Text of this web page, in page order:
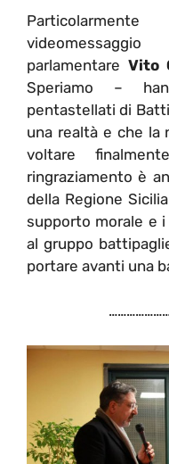
parlamentare Vito
Speriamo –
pentastellati di
una realtà e che la
voltare
ringraziamento è
della Regione Sicilia
supporto morale e
al gruppo
portare avanti una